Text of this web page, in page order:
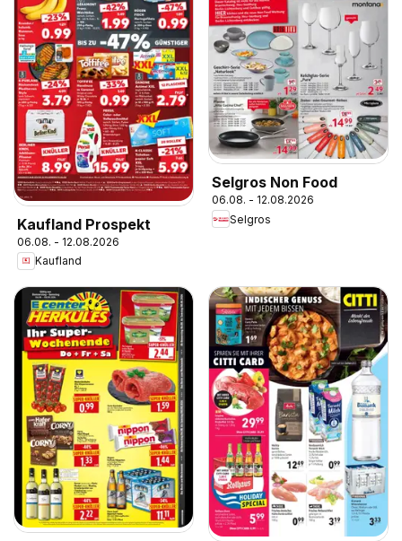
Kaufland Prospekt
06.08. - 12.08.2026
Kaufland
Selgros Non Food
06.08. - 12.08.2026
Selgros